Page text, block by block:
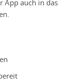
App auch in das